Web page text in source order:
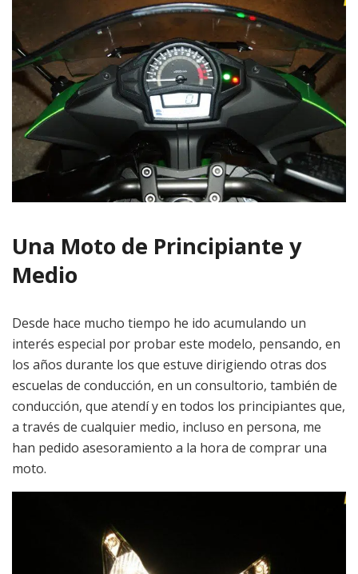
Una Moto de Principiante y
Medio
Desde hace mucho tiempo he ido acumulando un
interés especial por probar este modelo, pensando, en
los años durante los que estuve dirigiendo otras dos
escuelas de conducción, en un consultorio, también de
conducción, que atendí y en todos los principiantes que,
a través de cualquier medio, incluso en persona, me
han pedido asesoramiento a la hora de comprar una
moto.